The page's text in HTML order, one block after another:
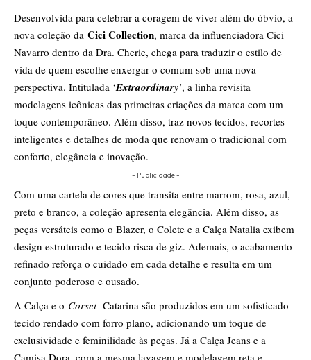
Desenvolvida para celebrar a coragem de viver além do óbvio, a
nova coleção da Cici Collection, marca da influenciadora Cici
Navarro dentro da Dra. Cherie, chega para traduzir o estilo de
vida de quem escolhe enxergar o comum sob uma nova
perspectiva. Intitulada ‘Extraordinary’, a linha revisita
modelagens icônicas das primeiras criações da marca com um
toque contemporâneo. Além disso, traz novos tecidos, recortes
inteligentes e detalhes de moda que renovam o tradicional com
conforto, elegância e inovação.
- Publicidade -
Com uma cartela de cores que transita entre marrom, rosa, azul,
preto e branco, a coleção apresenta elegância. Além disso, as
peças versáteis como o Blazer, o Colete e a Calça Natalia exibem
design estruturado e tecido risca de giz. Ademais, o acabamento
refinado reforça o cuidado em cada detalhe e resulta em um
conjunto poderoso e ousado.
A Calça e o CorsetCatarina são produzidos em um sofisticado
tecido rendado com forro plano, adicionando um toque de
exclusividade e feminilidade às peças. Já a Calça Jeans e a